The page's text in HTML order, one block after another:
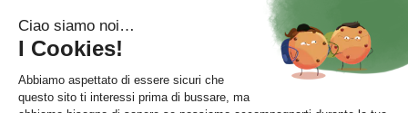
Azienda
Chi siamo